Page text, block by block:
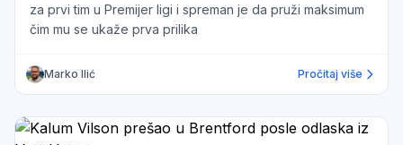
za prvi tim u Premijer ligi i spreman je da pruži maksimum
čim mu se ukaže prva prilika
Marko Ilić Pročitaj više